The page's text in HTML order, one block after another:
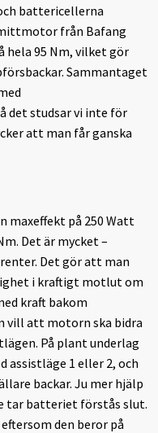
battericellerna
från Bafang
hela 95 Nm, vilket gör
Sammantaget
det studsar vi inte för
att man får ganska
maxeffekt på 250 Watt
Det är mycket –
Det gör att man
i kraftigt motlut om
kraft bakom
vill att motorn ska bidra
På plant underlag
assistläge 1 eller 2, och
backar. Ju mer hjälp
tar batteriet förstås slut.
den beror på